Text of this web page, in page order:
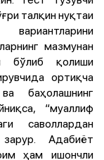
талқин нуқтаи
мазмунан
бўлиб қолиши
ортиқча
баҳолашнинг
“муаллиф
саволлардан
Адабиёт
ҳам ишончли